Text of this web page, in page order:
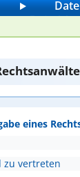
eines
zu vertreten